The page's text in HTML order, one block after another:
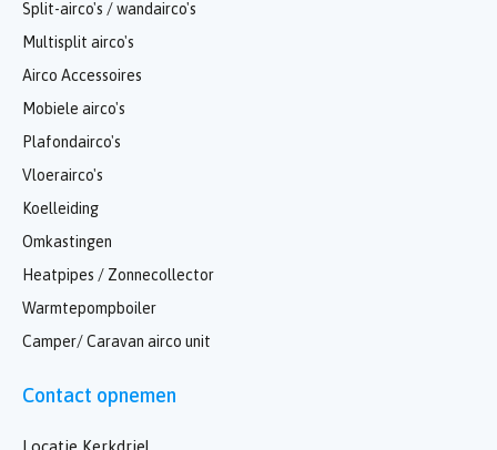
Split-airco's / wandairco's
Multisplit airco's
Airco Accessoires
Mobiele airco's
Plafondairco's
Vloerairco's
Koelleiding
Omkastingen
Heatpipes / Zonnecollector
Warmtepompboiler
Camper/ Caravan airco unit
Contact opnemen
Locatie Kerkdriel